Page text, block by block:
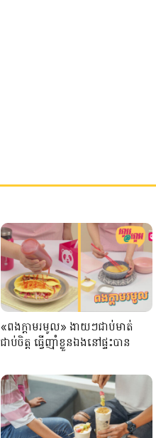
«ពងក្ដាមរមូល» ងាយៗជាប់មាត់
ជាប់ចិត្ត ធ្វើញ៉ាំខ្លួនឯងនៅផ្ទះបាន